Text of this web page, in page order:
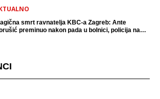
smrt ravnatelja KBC-a Zagreb: Ante
preminuo nakon pada u bolnici, policija na